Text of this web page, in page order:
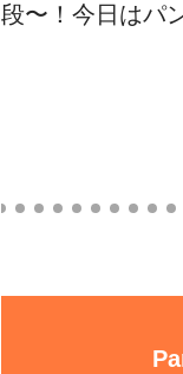
段〜！今日はパ